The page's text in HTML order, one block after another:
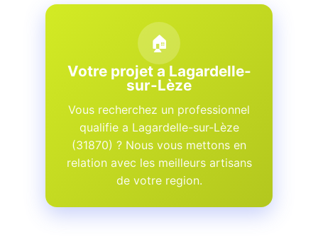
🏠
Votre projet a Lagardelle-
sur-Lèze
Vous recherchez un professionnel
qualifie a Lagardelle-sur-Lèze
(31870) ? Nous vous mettons en
relation avec les meilleurs artisans
de votre region.